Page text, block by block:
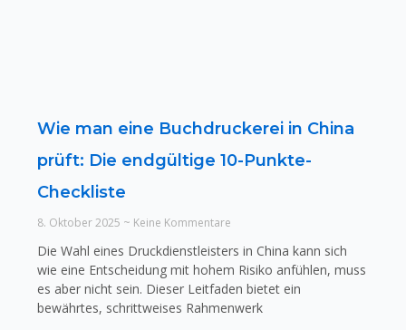
Wie man eine Buchdruckerei in China
prüft: Die endgültige 10-Punkte-
Checkliste
8. Oktober 2025 Keine Kommentare
Die Wahl eines Druckdienstleisters in China kann sich
wie eine Entscheidung mit hohem Risiko anfühlen, muss
es aber nicht sein. Dieser Leitfaden bietet ein
bewährtes, schrittweises Rahmenwerk